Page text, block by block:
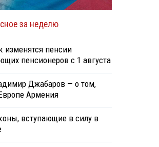
за неделю
изменятся пенсии
пенсионеров с 1 августа
Джабаров — о том,
Армения
вступающие в силу в